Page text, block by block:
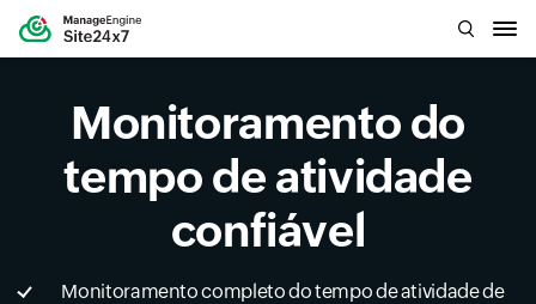
Monitoramento do
tempo de atividade
confiável
Monitoramento completo do tempo de atividade de